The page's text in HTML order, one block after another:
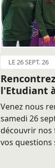
LE 26 SEPT. 26
l'Etudiant
Venez nous
samedi 26
découvrir
vos